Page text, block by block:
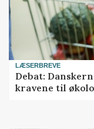
LÆSERBREVE
Debat:
kravene til